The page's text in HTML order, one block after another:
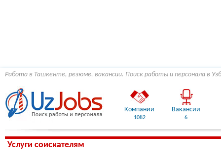
Работа в Ташкенте, резюме, вакансии. Поиск работы и персонала в
Компании
1082
Вакансии
6
Услуги соискателям